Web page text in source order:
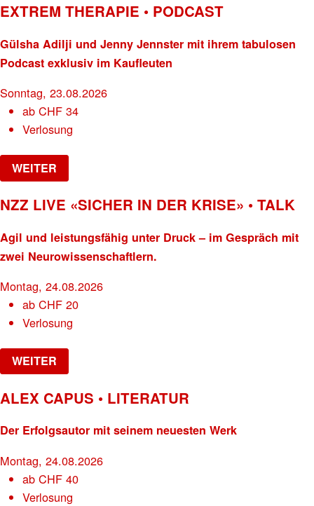
EXTREM THERAPIE • PODCAST
Gülsha Adilji und Jenny Jennster mit ihrem tabulosen
Podcast exklusiv im Kaufleuten
Sonntag, 23.08.2026
abCHF 34
Verlosung
WEITER
NZZ LIVE «SICHER IN DER KRISE» • TALK
Agil und leistungsfähig unter Druck – im Gespräch mit
zwei Neurowissenschaftlern.
Montag, 24.08.2026
abCHF 20
Verlosung
WEITER
ALEX CAPUS • LITERATUR
Der Erfolgsautor mit seinem neuesten Werk
Montag, 24.08.2026
abCHF 40
Verlosung